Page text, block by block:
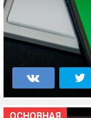
ОСНОВНАЯ